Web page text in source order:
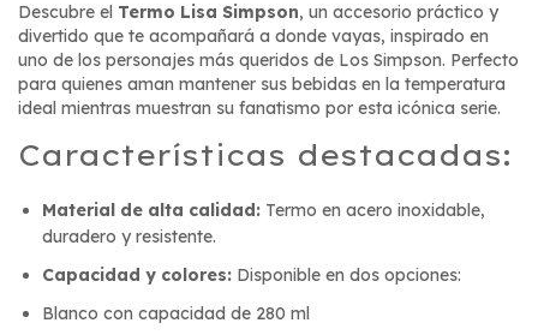
Descubre el Termo Lisa Simpson, un accesorio práctico y
divertido que te acompañará a donde vayas, inspirado en
uno de los personajes más queridos de Los Simpson. Perfecto
para quienes aman mantener sus bebidas en la temperatura
ideal mientras muestran su fanatismo por esta icónica serie.
Características destacadas:
Material de alta calidad: Termo en acero inoxidable,
duradero y resistente.
Capacidad y colores: Disponible en dos opciones:
Blanco con capacidad de 280 ml